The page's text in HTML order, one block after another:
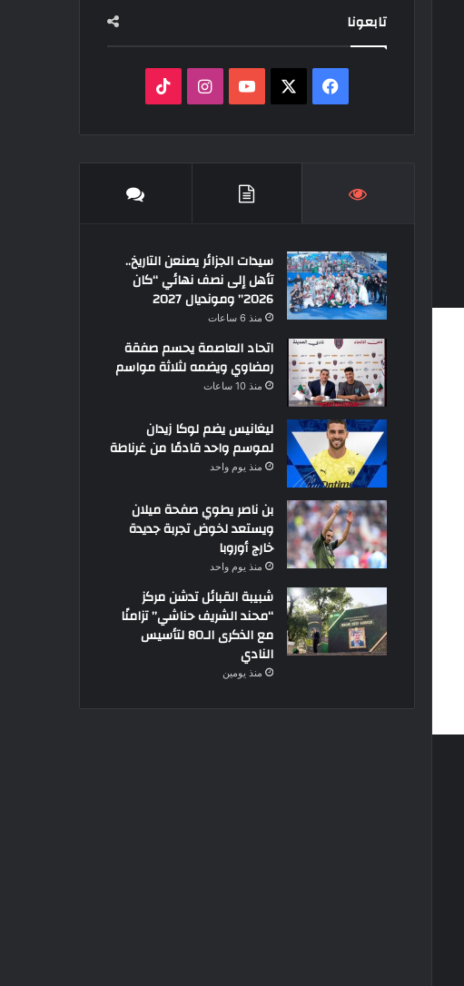
تابعونا
فيسبوك ‫YouTubeانستقرام
سيدات الجزائر يصنعن التاريخ..
تأهل إلى نصف نهائي “كان
2026” ومونديال 2027
منذ 6 ساعات
اتحاد العاصمة يحسم صفقة
رمضاوي ويضمه لثلاثة مواسم
منذ 10 ساعات
ليغانيس يضم لوكا زيدان
لموسم واحد قادمًا من غرناطة
منذ يوم واحد
بن ناصر يطوي صفحة ميلان
ويستعد لخوض تجربة جديدة
خارج أوروبا
منذ يوم واحد
شبيبة القبائل تدشن مركز
“محند الشريف حناشي” تزامنًا
مع الذكرى الـ80 لتأسيس
النادي
منذ يومين